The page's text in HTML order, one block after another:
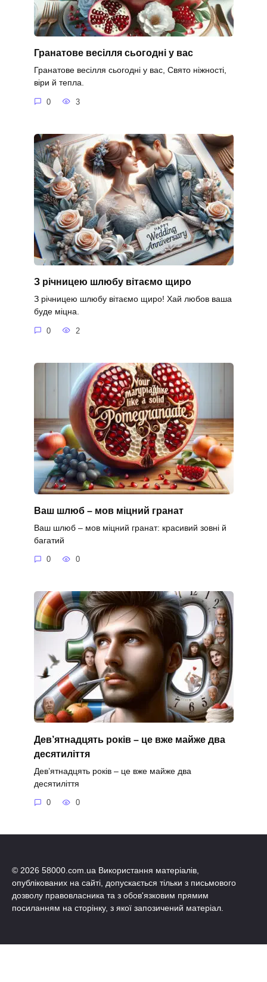
Гранатове весілля сьогодні у вас
Гранатове весілля сьогодні у вас, Свято ніжності,
віри й тепла.
0 3
З річницею шлюбу вітаємо щиро
З річницею шлюбу вітаємо щиро! Хай любов ваша
буде міцна.
0 2
Ваш шлюб – мов міцний гранат
Ваш шлюб – мов міцний гранат: красивий зовні й
багатий
0 0
Дев’ятнадцять років – це вже майже два
десятиліття
Дев’ятнадцять років – це вже майже два
десятиліття
0 0
© 2026 58000.com.ua Використання матеріалів,
опублікованих на сайті, допускається тільки з письмового
дозволу правовласника та з обов'язковим прямим
посиланням на сторінку, з якої запозичений матеріал.